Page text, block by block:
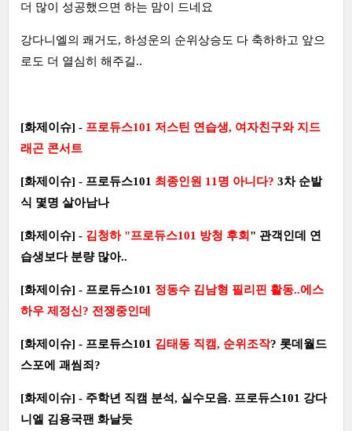
더 많이 성공했으면 하는 맘이 드네요
강다니엘의 쾌거도, 하성운의 순위상승도 다 축하하고 앞으
로도 더 열심히 해주길..
[화제이슈] - 프로듀스101 저스틴 연습생, 여자친구와 지드
래곤 콘서트
[화제이슈] - 프로듀스101 최종인원 11명 아니다? 3차 순발
식 몇명 살아남나
[화제이슈] - 김청하 "프로듀스101 방청 후회 " 관객인데 연
습생보다 분량 많아..
[화제이슈] - 프로듀스101 정동수 김남형 필리핀 활동..에스
하우 제정신? 전쟁중인데
[화제이슈] - 프로듀스101 김태동 직캠, 순위조작? 롯데월드
스포에 괘씸죄?
[화제이슈] - 주학년 직캠 분석, 실수모음. 프로듀스101 강다
니엘 김용국팬 화날듯